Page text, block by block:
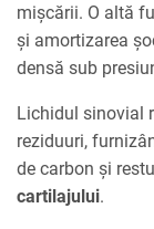
mișcării. O altă
și amortizarea
densă sub
Lichidul sinovial
reziduuri,
de carbon și
cartilajului.